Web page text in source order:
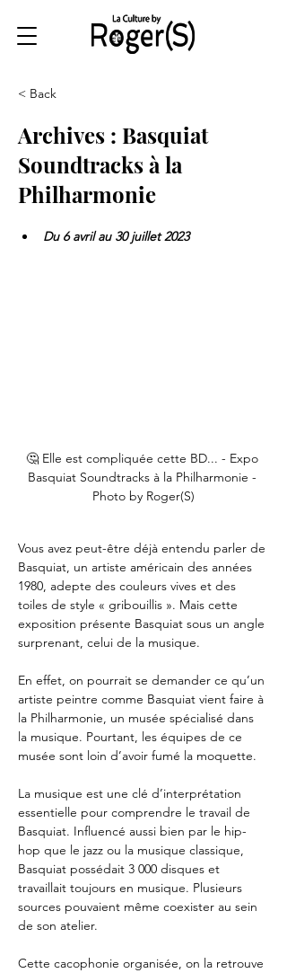
< Back
Archives : Basquiat
Soundtracks à la
Philharmonie
Du 6 avril au 30 juillet 2023
🤔 Elle est compliquée cette BD... - Expo
Basquiat Soundtracks à la Philharmonie -
Photo by Roger(S)
Vous avez peut-être déjà entendu parler de
Basquiat, un artiste américain des années
1980, adepte des couleurs vives et des
toiles de style « gribouillis ». Mais cette
exposition présente Basquiat sous un angle
surprenant, celui de la musique.
En effet, on pourrait se demander ce qu’un
artiste peintre comme Basquiat vient faire à
la Philharmonie, un musée spécialisé dans
la musique. Pourtant, les équipes de ce
musée sont loin d’avoir fumé la moquette.
La musique est une clé d’interprétation
essentielle pour comprendre le travail de
Basquiat. Influencé aussi bien par le hip-
hop que le jazz ou la musique classique,
Basquiat possédait 3 000 disques et
travaillait toujours en musique. Plusieurs
sources pouvaient même coexister au sein
de son atelier.
Cette cacophonie organisée, on la retrouve